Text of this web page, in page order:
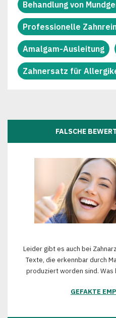
Behandlung von
Professionelle
Amalgam-Ausleitung
Zahnersatz für
FALSCHE
Leider gibt es auch bei
Texte, die erkennbar durch
produziert worden sind.
GEFAKTE